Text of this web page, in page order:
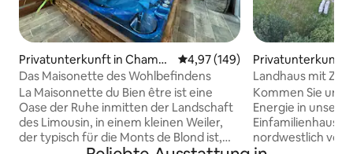
Privatunterkunft in Chamb
oret
Durchschnittliche Bewertung:
4,97 (149)
Das Maisonette des Wohlbefindens
La Maisonnette du Bien être ist eine
Oase der Ruhe inmitten der Landschaft
des Limousin, in einem kleinen Weiler,
der typisch für die Monts de Blond ist,
Privatunterkunft
c
Landhaus mit
Teichen
Kommen Sie und
Energie in
Einfamilienhaus
nordwestlich von